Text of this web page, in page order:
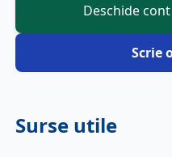
Deschide
Scrie
Surse utile